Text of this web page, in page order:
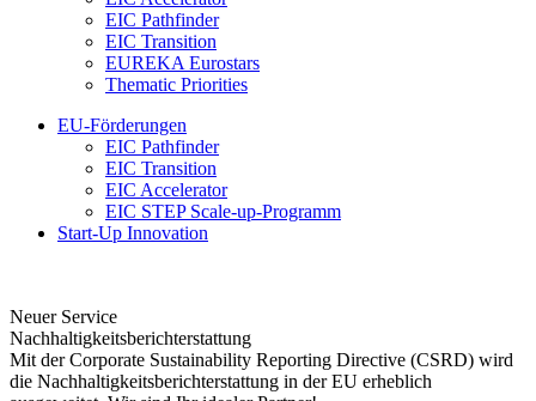
EIC Pathfinder
EIC Transition
EUREKA Eurostars
Thematic Priorities
EU-Förderungen
EIC Pathfinder
EIC Transition
EIC Accelerator
EIC STEP Scale-up-Programm
Start-Up Innovation
Neuer Service
Nachhaltigkeitsberichterstattung
Mit der Corporate Sustainability Reporting Directive (CSRD) wird
die Nachhaltigkeitsberichterstattung in der EU erheblich